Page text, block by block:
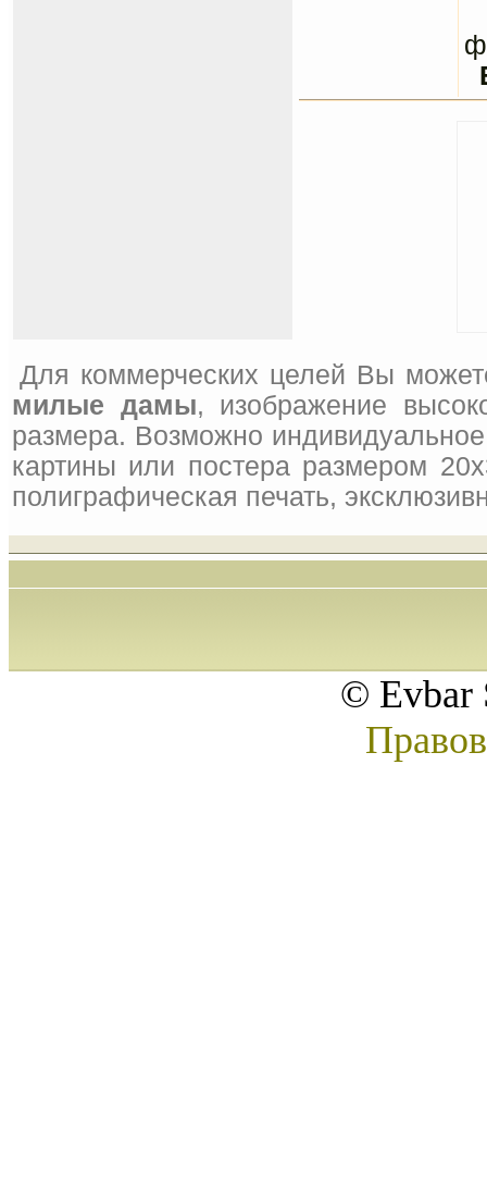
Для коммерческих целей Вы
милые дамы, изображение
размера. Возможно
картины или постера размером
полиграфическая печать,
© Evbar